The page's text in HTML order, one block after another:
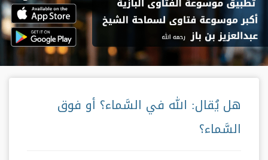
هل يُقال: الله في السَّماء؟ أو فوق
السَّماء؟